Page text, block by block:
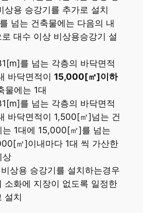
상용 승강기를 추가로 설치
넘는 건축물에는 다음의 내
대수 이상 비상용승강기 설
를 넘는 각층의 바닥면적
바닥면적이 15,000[㎡]이하
물에는 1대
를 넘는 각층의 바닥면적
바닥면적이 1,500[㎡]넘는 건
는 1대에 15,000[㎡]를 넘는
㎡]이내마다 1대 씩 가산한
상
상용 승강기를 설치하는경우
소화에 지장이 없도록 일정한
설치